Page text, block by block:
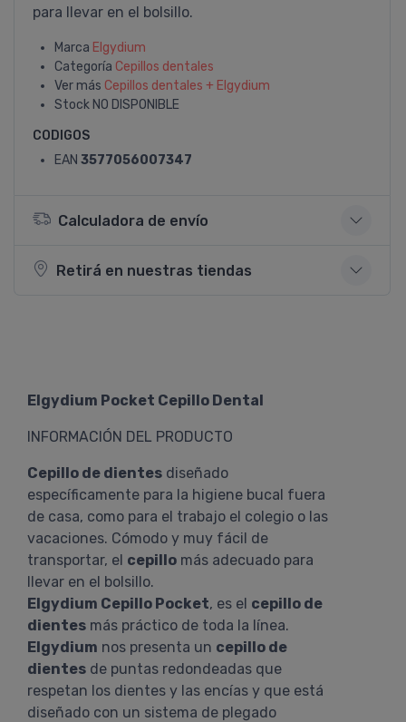
para llevar en el bolsillo.
Marca Elgydium
Categoría Cepillos dentales
Ver más Cepillos dentales + Elgydium
Stock NO DISPONIBLE
CODIGOS
EAN 3577056007347
Calculadora de envío
Retirá en nuestras tiendas
Elgydium Pocket Cepillo Dental
INFORMACIÓN DEL PRODUCTO
Cepillo de dientes diseñado
específicamente para la higiene bucal fuera
de casa, como para el trabajo el colegio o las
vacaciones. Cómodo y muy fácil de
transportar, el cepillo más adecuado para
llevar en el bolsillo.
Elgydium Cepillo Pocket, es el cepillo de
dientes más práctico de toda la línea.
Elgydium nos presenta un cepillo de
dientes de puntas redondeadas que
respetan los dientes y las encías y que está
diseñado con un sistema de plegado